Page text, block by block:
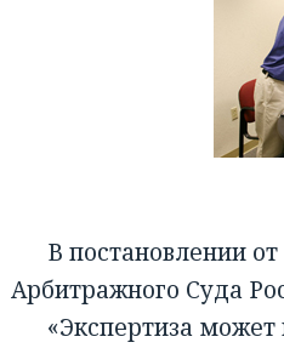
В постановлении от
Арбитражного Суда
«Экспертиза может